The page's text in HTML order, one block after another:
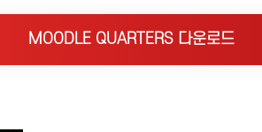
MOODLE QUARTERS 다운로드